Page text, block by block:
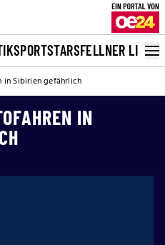
SPORTSTARSFELLNER LIVE
in Sibirien gefährlich
IN